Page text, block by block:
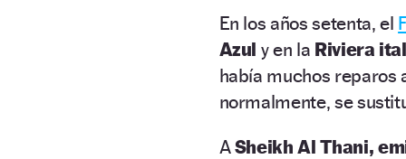
En los años setenta, el
Azul y en la Riviera
había muchos reparos
normalmente, se
ASheikh Al Thani,